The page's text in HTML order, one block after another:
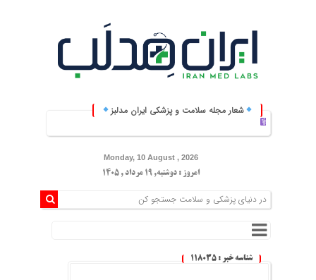
شعار مجله سلامت و پزشکی ایران مدلبز
Monday, 10 August , 2026
امروز : دوشنبه, ۱۹ مرداد , ۱۴۰۵
شناسه خبر : 118035